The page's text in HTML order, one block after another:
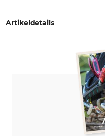
Germany, www.original-
Artikeldetails
Nr. 3805 mit Trapezklinge